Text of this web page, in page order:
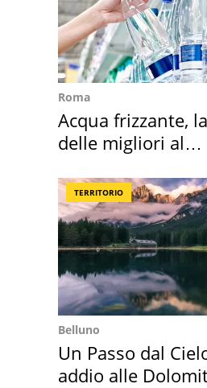
Roma
Acqua frizzante,
delle migliori al
TERRITORIO
Belluno
Un Passo dal
addio alle